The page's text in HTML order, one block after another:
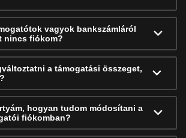
vagyok bankszámláról
nincs fiókom?
a támogatási összeget,
hogyan tudom módosítani a
fiókomban?